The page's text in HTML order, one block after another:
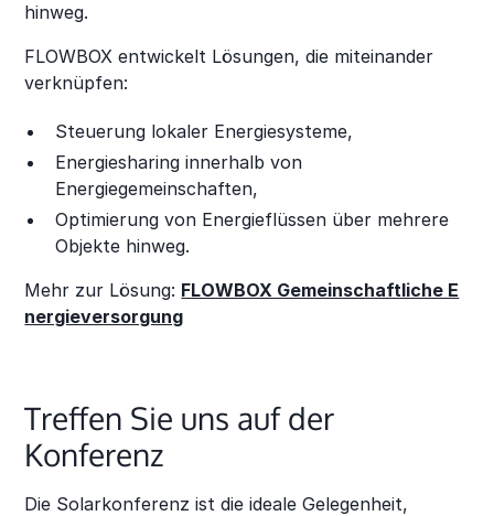
hinweg.
FLOWBOX entwickelt Lösungen, die miteinander
verknüpfen:
Steuerung lokaler Energiesysteme,
Energiesharing innerhalb von
Energiegemeinschaften,
Optimierung von Energieflüssen über mehrere
Objekte hinweg.
Mehr zur Lösung: FLOWBOX Gemeinschaftliche E
nergieversorgung
Treffen Sie uns auf der
Konferenz
Die Solarkonferenz ist die ideale Gelegenheit,